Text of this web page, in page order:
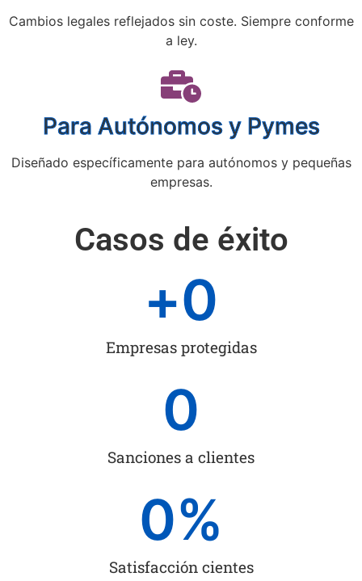
Cambios legales reflejados sin coste. Siempre conforme
a ley.
Para Autónomos y Pymes
Diseñado específicamente para autónomos y pequeñas
empresas.
Casos de éxito
Empresas protegidas
+0
Sanciones a clientes
0
Satisfacción cientes
0%